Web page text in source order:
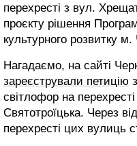
перехресті з вул.
проєкту рішення
культурного розвитку м.
Нагадаємо, на сайті
зареєстрували петицію
світлофор на
Святотроїцька. Через
перехресті цих вулиць